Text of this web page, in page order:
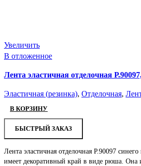
Увеличить
В отложенное
Лента эластичная отделочная
Эластичная (резинка), Отделочная,
В КОРЗИНУ
БЫСТРЫЙ ЗАКАЗ
Лента эластичная отделочная Р.90097
имеет декоративный край в виде рюша. Она